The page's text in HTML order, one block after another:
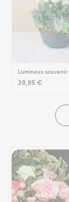
Lumineux souvenir
39,95 €